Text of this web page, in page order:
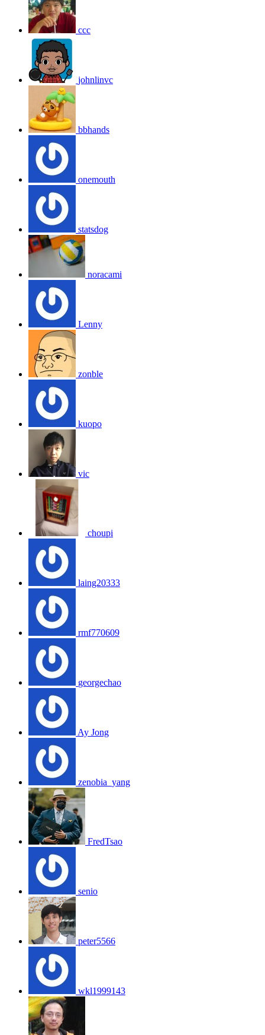
ccc
johnlinvc
bbhands
onemouth
statsdog
noracami
Lenny
zonble
kuopo
vic
choupi
laing20333
rmf770609
georgechao
Ay Jong
zenobia_yang
FredTsao
senio
peter5566
wkl1999143